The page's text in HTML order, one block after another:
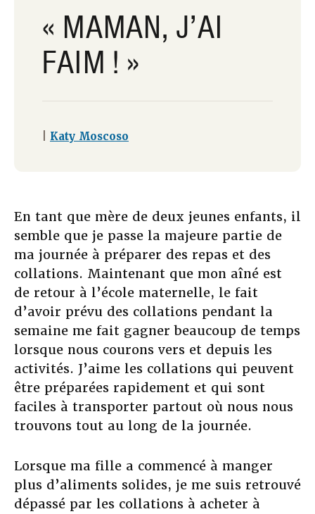
« MAMAN, J’AI
FAIM ! »
Katy Moscoso
En tant que mère de deux jeunes enfants, il
semble que je passe la majeure partie de
ma journée à préparer des repas et des
collations. Maintenant que mon aîné est
de retour à l’école maternelle, le fait
d’avoir prévu des collations pendant la
semaine me fait gagner beaucoup de temps
lorsque nous courons vers et depuis les
activités. J’aime les collations qui peuvent
être préparées rapidement et qui sont
faciles à transporter partout où nous nous
trouvons tout au long de la journée.
Lorsque ma fille a commencé à manger
plus d’aliments solides, je me suis retrouvé
dépassé par les collations à acheter à